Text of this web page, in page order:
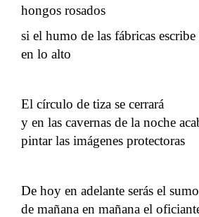
hongos rosados
si el humo de las fábricas
en lo alto
El círculo de tiza se cerrará
y en las cavernas de la noche
pintar las imágenes protectoras
De hoy en adelante serás el
de mañana en mañana el